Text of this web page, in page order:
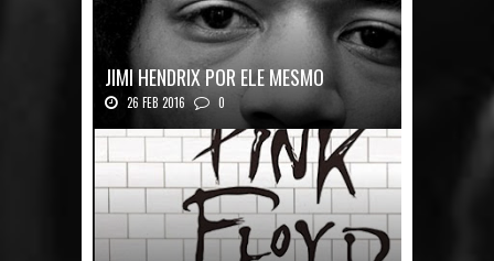
JIMI HENDRIX POR ELE MESMO
26 FEB 2016 0
Texto histórico expõe a mente do mestre J...